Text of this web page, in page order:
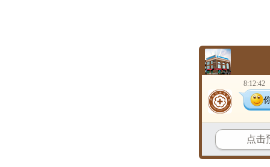
8:12:42
点击